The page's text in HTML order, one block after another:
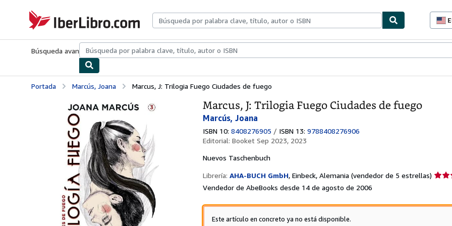
IberLibro.com
Búsqueda avanzadaColecciones Libros antiguosArte y coleccionismo
Portada Marcús, Joana Marcus, J: Trilogia Fuego Ciudades de fuego
Marcus, J: Trilogia Fuego Ciudades de fuego
Marcús, Joana
ISBN 10: 8408276905 / ISBN 13: 9788408276906
Editorial: Booket Sep 2023, 2023
Nuevos Taschenbuch
Librería: AHA-BUCH GmbH, Einbeck, Alemania (vendedor de 5 estrellas)
5
Vendedor de AbeBooks desde 14 de agosto de 2006
Este artículo en concreto ya no está disponible.